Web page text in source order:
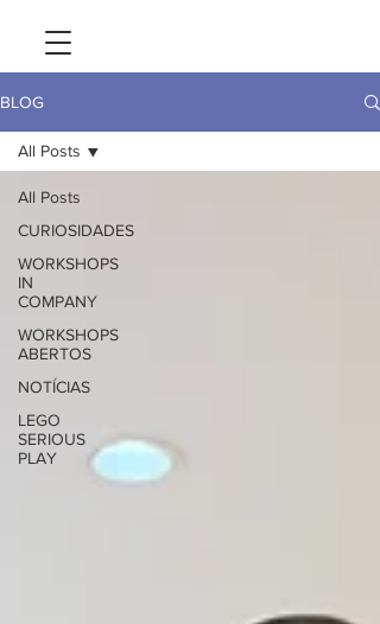
BLOG
All Posts
CURIOSIDADES
WORKSHOPS
IN
COMPANY
WORKSHOPS
ABERTOS
NOTÍCIAS
LEGO
SERIOUS
PLAY
All Posts